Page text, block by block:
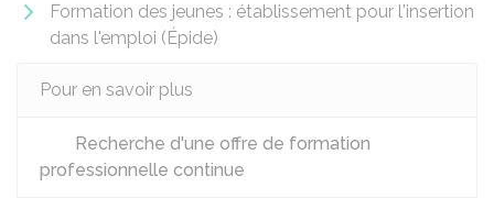
Formation des jeunes : établissement pour l'insertion
dans l'emploi (Épide)
Pour en savoir plus
Recherche d'une offre de formation
professionnelle continue